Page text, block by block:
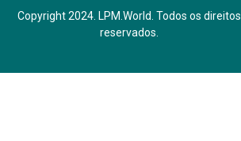
Copyright 2024. LPM.World. Todos os direitos
reservados.